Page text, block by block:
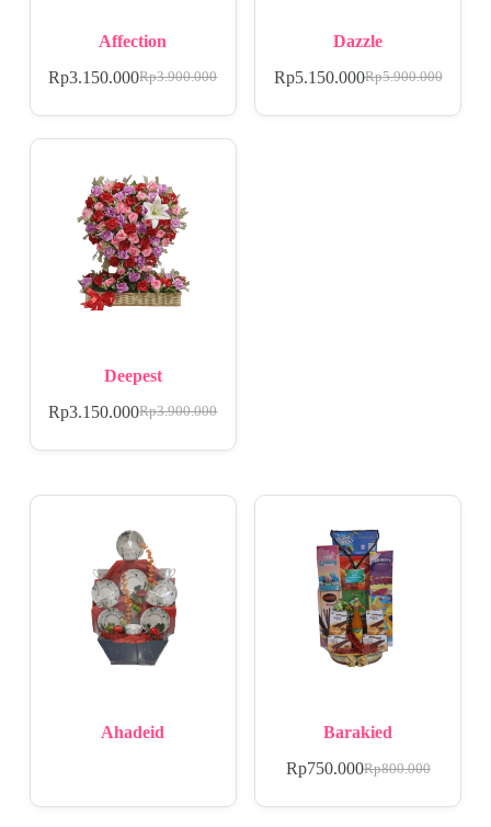
Affection
Rp3.900.000
Rp3.150.000
Dazzle
Rp5.900.000
Rp5.150.000
Deepest
Rp3.900.000
Rp3.150.000
Ahadeid Barakied
Rp800.000
Rp750.000